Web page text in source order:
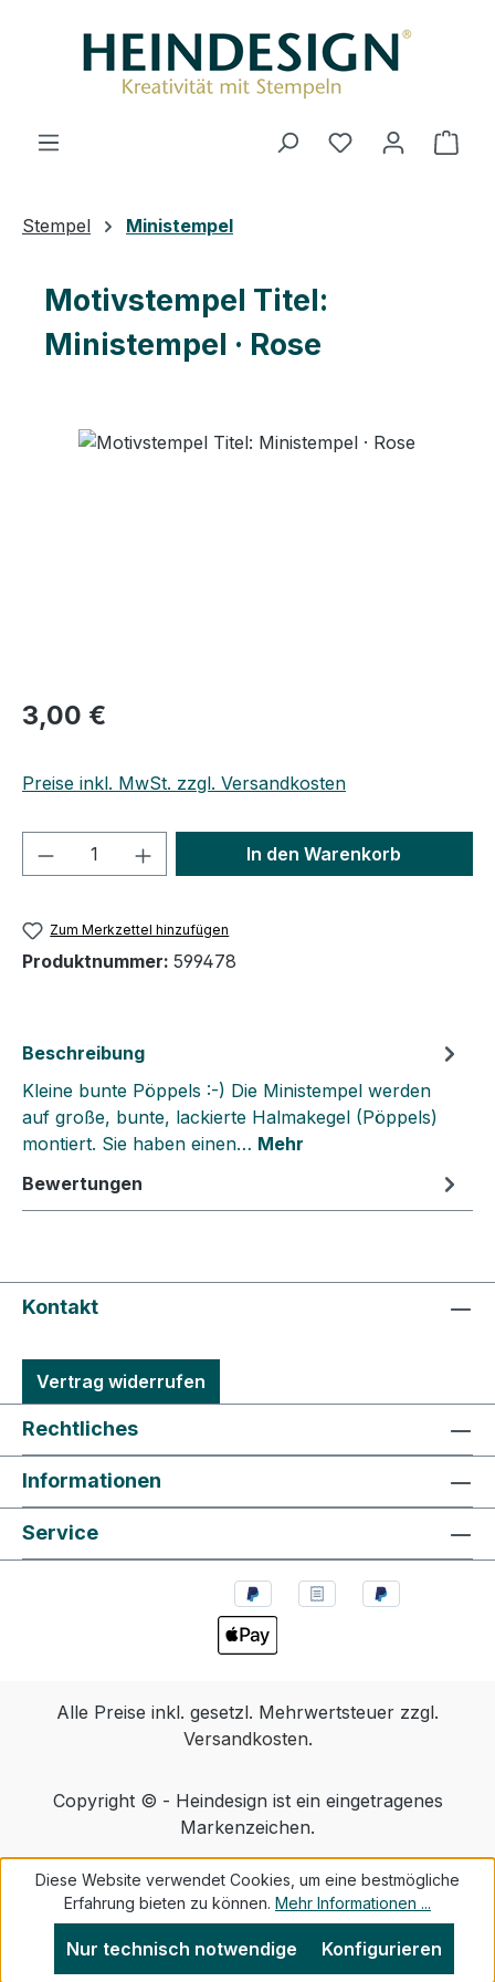
Du hast 0
Stempel Ministempel
Motivstempel Titel:
Ministempel · Rose
Regulärer Preis:
3,00 €
Preise inkl. MwSt. zzgl. Versandkosten
Produkt Anzahl: Gib denIn den Warenkorb
Zum Merkzettel hinzufügen
Produktnummer: 599478
Beschreibung
Kleine bunte Pöppels :-) Die Ministempel werden
auf große, bunte, lackierte Halmakegel (Pöppels)
montiert. Sie haben einen… Mehr
Bewertungen
Kontakt
Vertrag widerrufen
Rechtliches
Informationen
Service
Alle Preise inkl. gesetzl. Mehrwertsteuer zzgl.
Versandkosten.
Copyright © - Heindesign ist ein eingetragenes
Markenzeichen.
Diese Website verwendet Cookies, um eine bestmögliche
Erfahrung bieten zu können. Mehr Informationen ...
Nur technisch notwendige Konfigurieren